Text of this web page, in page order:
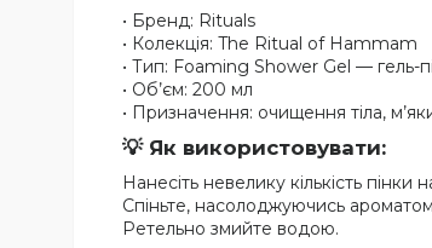
• Бренд: Rituals
• Колекція: The Ritual of Hammam
• Тип: Foaming Shower Gel — гель-
• Об’єм: 200 мл
• Призначення: очищення тіла,
💡 Як використовувати:
Нанесіть невелику кількість
Спіньте, насолоджуючись
Ретельно змийте водою.